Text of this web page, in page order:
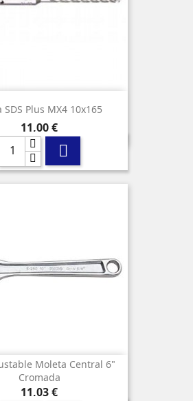
SDS Plus MX4 10x165
Precio
11,00 €

Moleta Central 6"
Cromada
Precio
11,03 €